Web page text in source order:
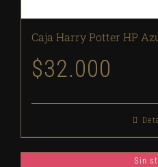
Caja Harry Potter HP
$32.000
Sin